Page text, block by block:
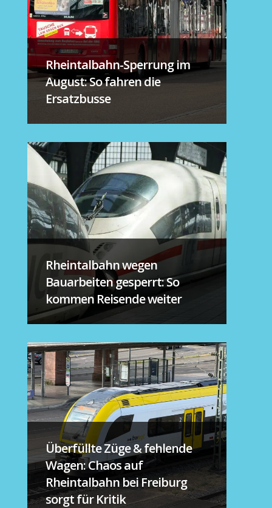
Rheintalbahn-Sperrung im
August: So fahren die
Ersatzbusse
Rheintalbahn wegen
Bauarbeiten gesperrt: So
kommen Reisende weiter
Überfüllte Züge & fehlende
Wagen: Chaos auf
Rheintalbahn bei Freiburg
sorgt für Kritik